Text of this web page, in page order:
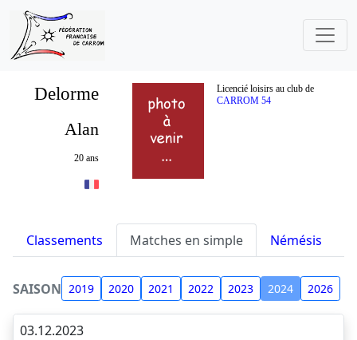
Delorme
Licencié loisirs au club de
CARROM 54
Alan
20 ans
Classements Matches en simple Némésis
SAISON 2019 2020 2021 2022 2023 2024 2026
03.12.2023